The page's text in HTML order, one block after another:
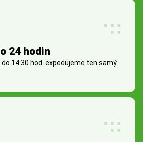
24 hodin
14:30 hod. expedujeme ten samý